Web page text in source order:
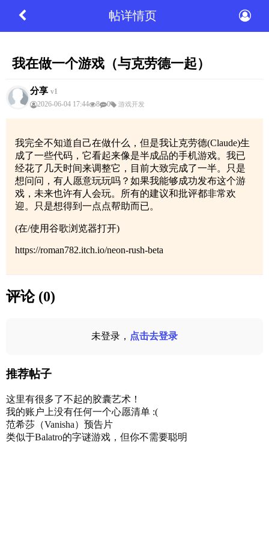
帖详情页
我在做一个游戏（与克劳德一起）
分享 v1
2026-06-04 17:44
8 0 游戏开发
我完全不知道自己在做什么，但是我让克劳德(Claude)生
成了一些代码，它看起来像是半成品的手机游戏。我已
经花了几天时间来调整它，目前大致完成了一半。只是
想问问，有人愿意玩玩吗？如果我能够成功发布这个游
戏，未来也许有人会玩。所有的建议和批评都非常欢
迎。只是想得到一点点帮助而已。
(在/使用谷歌浏览器打开)
https://roman782.itch.io/neon-rush-beta
评论 (0)
未登录， 点击去登录
推荐帖子
这里有很多了不起的胶囊艺术！
我的账户上没有任何一个心愿清单 :(
范希莎（Vanisha）预告片
类似于Balatro的字谜游戏，但你不需要聪明